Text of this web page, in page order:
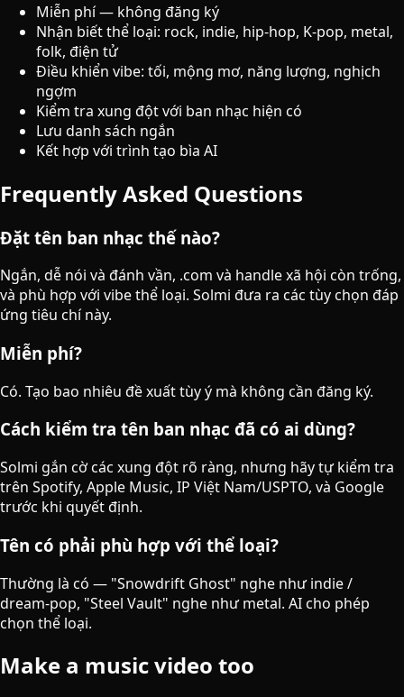
Miễn phí — không đăng ký
Nhận biết thể loại: rock, indie, hip-hop, K-pop, metal,
folk, điện tử
Điều khiển vibe: tối, mộng mơ, năng lượng, nghịch
ngợm
Kiểm tra xung đột với ban nhạc hiện có
Lưu danh sách ngắn
Kết hợp với trình tạo bìa AI
Frequently Asked Questions
Đặt tên ban nhạc thế nào?
Ngắn, dễ nói và đánh vần, .com và handle xã hội còn trống,
và phù hợp với vibe thể loại. Solmi đưa ra các tùy chọn đáp
ứng tiêu chí này.
Miễn phí?
Có. Tạo bao nhiêu đề xuất tùy ý mà không cần đăng ký.
Cách kiểm tra tên ban nhạc đã có ai dùng?
Solmi gắn cờ các xung đột rõ ràng, nhưng hãy tự kiểm tra
trên Spotify, Apple Music, IP Việt Nam/USPTO, và Google
trước khi quyết định.
Tên có phải phù hợp với thể loại?
Thường là có — "Snowdrift Ghost" nghe như indie /
dream-pop, "Steel Vault" nghe như metal. AI cho phép
chọn thể loại.
Make a music video too